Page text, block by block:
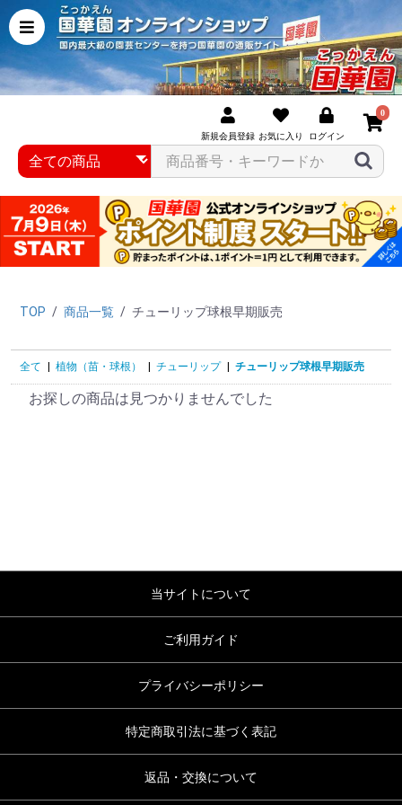
新規会員登録 お気に入り ログイン
0
TOP / 商品一覧 / チューリップ球根早期販売
全て | 植物（苗・球根） | チューリップ | チューリップ球根早期販売
お探しの商品は見つかりませんでした
当サイトについて
ご利用ガイド
プライバシーポリシー
特定商取引法に基づく表記
返品・交換について